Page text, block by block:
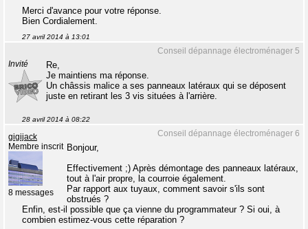
Merci d'avance pour votre réponse.
Bien Cordialement.
27 avril 2014 à 13:01
Conseil dépannage électroménager 5
Invité
Re,
Je maintiens ma réponse.
Un châssis malice a ses panneaux latéraux qui se déposent
juste en retirant les 3 vis situées à l'arrière.
28 avril 2014 à 08:22
Conseil dépannage électroménager 6
gigijack
Membre inscrit
8 messages
Bonjour,
Effectivement ;) Après démontage des panneaux latéraux,
tout à l'air propre, la courroie également.
Par rapport aux tuyaux, comment savoir s'ils sont
obstrués ?
Enfin, est-il possible que ça vienne du programmateur ? Si oui, à
combien estimez-vous cette réparation ?